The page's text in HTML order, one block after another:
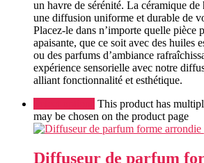
un havre de sérénité. La céramique
une diffusion uniforme et durable de
Placez-le dans n’importe quelle pièce
apaisante, que ce soit avec des huiles
ou des parfums d’ambiance
expérience sensorielle avec notre
alliant fonctionnalité et esthétique.
This product has
may be chosen on the product page
Diffuseur de parfum